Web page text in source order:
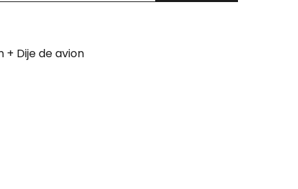
+ Dije de avion